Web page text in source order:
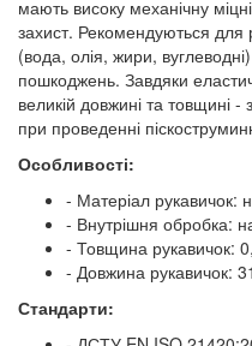
мають високу механічну
захист. Рекомендуються
(вода, олія, жири,
пошкоджень. Завдяки
великій довжині та товщині
при проведенні
Особливості:
- Матеріал рукавичок:
- Внутрішня обробка:
- Товщина рукавичок:
- Довжина рукавичок:
Стандарти: